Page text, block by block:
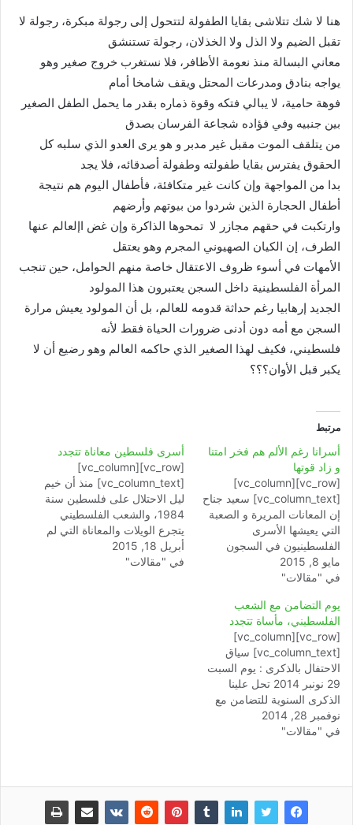
هنا لا شك تتلاشى بقايا الطفولة لتتحول إلى رجولة مبكرة، رجولة لا
تقبل الضيم ولا الذل ولا الخذلان، رجولة تستنشق
معاني البسالة منذ نعومة الأظافر، فلا نستغرب خروج صغير وهو
يواجه بنادق ومدرعات المحتل ويقف شامخا أمام
فوهة حامية، لا يبالي فتكه وقوة ذماره بقدر ما يحمل الطفل الصغير
بين جنبيه وفي فؤاده شجاعة الفرسان بصدق
من يتلقف الموت مقبل غير مدبر و هو يرى العدو الذي سلبه كل
الحقوق يفترس بقايا طفولته وطفولة أصدقائه، فلا يجد
بدا من المواجهة وإن كانت غير متكافئة، فأطفال اليوم هم نتيجة
أطفال الحجارة الذين شردوا من بيوتهم وأرضهم
وارتكبت في حقهم مجازر لا تمحوها الذاكرة وإن غض اإلعالم عنها
الطرف، إن الكيان الصهيوني المجرم وهو يعتقل
الأمهات في أسوء ظروف الاعتقال خاصة منهم الحوامل، حين تنجب
المرأة الفلسطينية داخل السجن يعتبرون هذا المولود
الجديد إرهابيا رغم حداثة قدومه للعالم، بل أن المولود يعيش مرارة
السجن مع أمه دون أدنى ضرورات الحياة فقط لأنه
فلسطيني، فكيف لهذا الصغير الذي حاكمه العالم وهو رضيع أن لا
يكبر قبل الأوان؟؟؟
مرتبط
أسرانا رغم الألم هم فخر امتنا
و زاد قوتها
[vc_row][vc_column]
[vc_column_text] سعيد جناح
إن المعانات المريرة و الصعبة
التي يعيشها الأسرى
الفلسطينيون في السجون
الاسرائلية و التي لا شك ذاق
مرارتها مئات الآلاف من جميع
العربي بجميع أطيافه و بكل
فئاته المجتمعية، علما أن
السجان لا يميز فيها بين
الأطفال و الشباب و الشيوخ و
لا…
مايو 8, 2015
في "مقالات"
أسرى فلسطين معاناة تتجدد
[vc_row][vc_column]
[vc_column_text] منذ أن خيم
ليل الاحتلال على فلسطين سنة
1984، والشعب الفلسطيني
يتجرع الويلات والمعاناة التي لم
يسلم منها أبناء الشعب من
مختلف الحيثيات والمشارب ما
أبريل 18, 2015
في "مقالات"
يوم التضامن مع الشعب
الفلسطيني، مأساة تتجدد
[vc_row][vc_column]
[vc_column_text] سياق
الاحتفال بالذكرى : يوم السبت
29 نونبر 2014 تحل علينا
الذكرى السنوية للتضامن مع
الشعب الفلسطيني وهو اليوم
الذي أعلنته الجمعية العامة
في 29 نوفمبر سنة 1947
نوفمبر 28, 2014
في "مقالات"